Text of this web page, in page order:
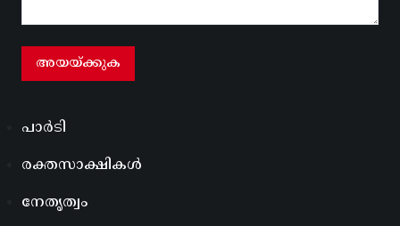
പാർടി
രക്തസാക്ഷികൾ
നേതൃത്വം